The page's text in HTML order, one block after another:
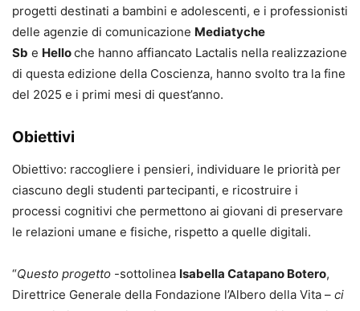
progetti destinati a bambini e adolescenti, e i professionisti
delle agenzie di comunicazione Mediatyche
Sb e Helloche hanno affiancato Lactalis nella realizzazione
di questa edizione della Coscienza, hanno svolto tra la fine
del 2025 e i primi mesi di quest’anno.
Obiettivi
Obiettivo: raccogliere i pensieri, individuare le priorità per
ciascuno degli studenti partecipanti, e ricostruire i
processi cognitivi che permettono ai giovani di preservare
le relazioni umane e fisiche, rispetto a quelle digitali.
“Questo progetto -sottolinea Isabella Catapano Botero,
Direttrice Generale della Fondazione l’Albero della Vita – ci